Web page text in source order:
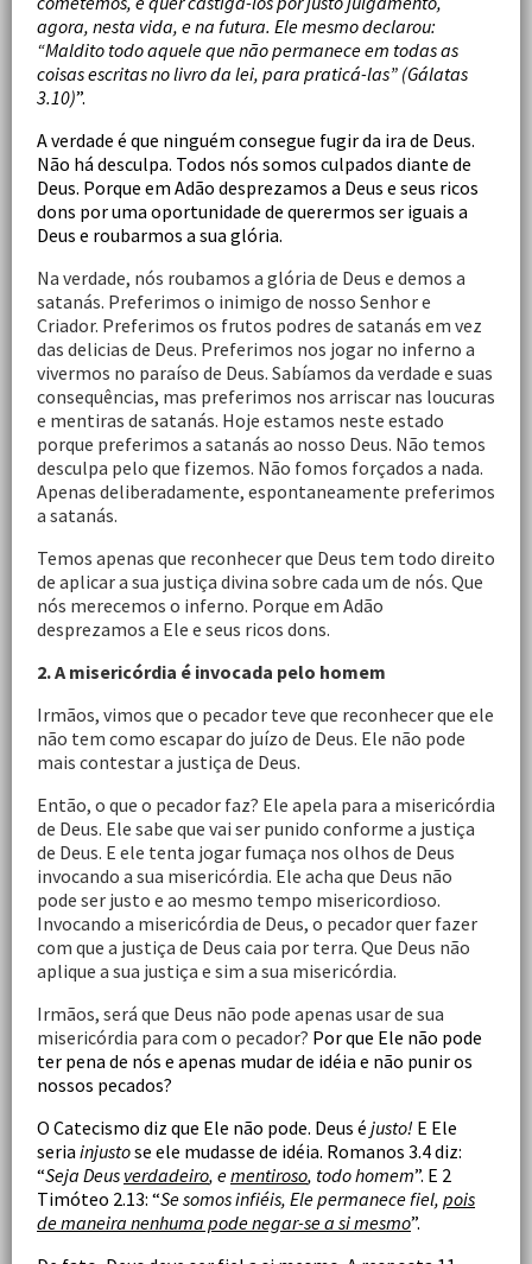
agora, nesta vida, e na futura. Ele mesmo declarou:
“Maldito todo aquele que não permanece em todas as
coisas escritas no livro da lei, para praticá-las” (Gálatas
3.10)”.
A verdade é que ninguém consegue fugir da ira de Deus.
Não há desculpa. Todos nós somos culpados diante de
Deus. Porque em Adão desprezamos a Deus e seus ricos
dons por uma oportunidade de querermos ser iguais a
Deus e roubarmos a sua glória.
Na verdade, nós roubamos a glória de Deus e demos a
satanás. Preferimos o inimigo de nosso Senhor e
Criador. Preferimos os frutos podres de satanás em vez
das delicias de Deus. Preferimos nos jogar no inferno a
vivermos no paraíso de Deus. Sabíamos da verdade e suas
consequências, mas preferimos nos arriscar nas loucuras
e mentiras de satanás. Hoje estamos neste estado
porque preferimos a satanás ao nosso Deus. Não temos
desculpa pelo que fizemos. Não fomos forçados a nada.
Apenas deliberadamente, espontaneamente preferimos
a satanás.
Temos apenas que reconhecer que Deus tem todo direito
de aplicar a sua justiça divina sobre cada um de nós. Que
nós merecemos o inferno. Porque em Adão
desprezamos a Ele e seus ricos dons.
2. A misericórdia é invocada pelo homem
Irmãos, vimos que o pecador teve que reconhecer que ele
não tem como escapar do juízo de Deus. Ele não pode
mais contestar a justiça de Deus.
Então, o que o pecador faz? Ele apela para a misericórdia
de Deus. Ele sabe que vai ser punido conforme a justiça
de Deus. E ele tenta jogar fumaça nos olhos de Deus
invocando a sua misericórdia. Ele acha que Deus não
pode ser justo e ao mesmo tempo misericordioso.
Invocando a misericórdia de Deus, o pecador quer fazer
com que a justiça de Deus caia por terra. Que Deus não
aplique a sua justiça e sim a sua misericórdia.
Irmãos, será que Deus não pode apenas usar de sua
misericórdia para com o pecador? Por que Ele não pode
ter pena de nós e apenas mudar de idéia e não punir os
nossos pecados?
O Catecismo diz que Ele não pode. Deus é justo! E Ele
seria injustose ele mudasse de idéia. Romanos 3.4 diz:
“Seja Deus verdadeiro, ementiroso, todo homem”. E 2
Timóteo 2.13: “Se somos infiéis, Ele permanece fiel, pois
de maneira nenhuma pode negar-se a si mesmo”.